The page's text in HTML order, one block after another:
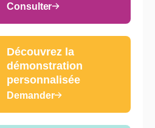
Consulter
Découvrez la
démonstration
personnalisée
Demander